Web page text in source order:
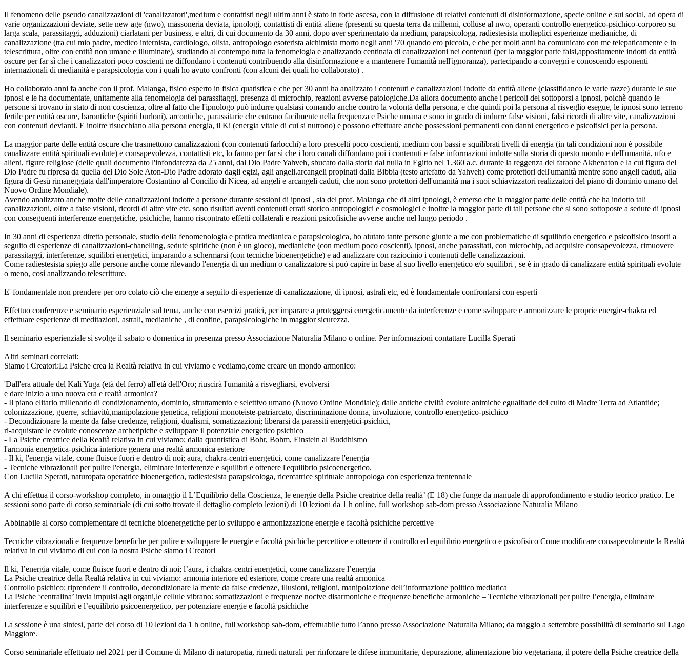
Il fenomeno delle pseudo canalizzazioni di 'canalizzatori',medium e contattisti negli ultim anni è stato in forte ascesa, con la diffusione di relativi contenuti di disinformazione, specie online e sui social, ad opera di
varie organizzazioni deviate, sette new age (nwo), massoneria deviata, ipnologi, contattisti di entità aliene (presenti su questa terra da millenni, colluse al nwo, operanti controllo energetico-psichico-corporeo su
larga scala, parassitaggi, adduzioni) ciarlatani per business, e altri, di cui documento da 30 anni, dopo aver sperimentato da medium, parapsicologa, radiestesista molteplici esperienze medianiche, di
canalizzazione (tra cui mio padre, medico internista, cardiologo, olista, antropologo esoterista alchimista morto negli anni '70 quando ero piccola, e che per molti anni ha comunicato con me telepaticamente e in
telescrittura, oltre con entità non umane e illuminate), studiando al contempo tutta la fenomelogia e analizzando centinaia di canalizzazioni nei contenuti (per la maggior parte falsi,appositamente indotti da entità
oscure per far sì che i canalizzatori poco coscienti ne diffondano i contenuti contribuendo alla disinformazione e a mantenere l'umanità nell'ignoranza), partecipando a convegni e conoscendo esponenti
internazionali di medianità e parapsicologia con i quali ho avuto confronti (con alcuni dei quali ho collaborato) .
Ho collaborato anni fa anche con il prof. Malanga, fisico esperto in fisica quatistica e che per 30 anni ha analizzato i contenuti e canalizzazioni indotte da entità aliene (classifidanco le varie razze) durante le sue
ipnosi e le ha documentate, unitamente alla fenomelogia dei parassitaggi, presenza di microchip, reazioni avverse patologiche.Da allora documento anche i pericoli del sottoporsi a ipnosi, poichè quando le
persone si trovano in stato di non coscienza, oltre al fatto che l'ipnologo può indurre qualsiasi comando anche contro la volontà della persona, e che quindi poi la persona al risveglio esegue, le ipnosi sono terreno
fertile per entità oscure, barontiche (spiriti burloni), arcontiche, parassitarie che entrano facilmente nella frequenza e Psiche umana e sono in grado di indurre false visioni, falsi ricordi di altre vite, canalizzazioni
con contenuti devianti. E inoltre risucchiano alla persona energia, il Ki (energia vitale di cui si nutrono) e possono effettuare anche possessioni permanenti con danni energetico e psicofisici per la persona.
La maggior parte delle entità oscure che trasmettono canalizzazioni (con contenuti farlocchi) a loro prescelti poco coscienti, medium con bassi e squilibrati livelli di energia (in tali condizioni non è possibile
canalizzare entità spirituali evolute) e consapevolezza, contattisti etc, lo fanno per far sì che i loro canali diffondano poi i contenuti e false informazioni indotte sulla storia di questo mondo e dell'umanità, ufo e
alieni, figure religiose (delle quali documento l'infondatezza da 25 anni, dal Dio Padre Yahveh, sbucato dalla storia dal nulla in Egitto nel 1.360 a.c. durante la reggenza del faraone Akhenaton e la cui figura del
Dio Padre fu ripresa da quella del Dio Sole Aton-Dio Padre adorato dagli egizi, agli angeli.arcangeli propinati dalla Bibbia (testo artefatto da Yahveh) come protettori dell'umanità mentre sono angeli caduti, alla
figura di Gesù rimaneggiata dall'imperatore Costantino al Concilio di Nicea, ad angeli e arcangeli caduti, che non sono protettori dell'umanità ma i suoi schiavizzatori realizzatori del piano di dominio umano del
Nuovo Ordine Mondiale).
Avendo analizzato anche molte delle canalizzazioni indotte a persone durante sessioni di ipnosi , sia del prof. Malanga che di altri ipnologi, è emerso che la maggior parte delle entità che ha indotto tali
canalizzazioni, oltre a false visioni, ricordi di altre vite etc. sono risultati aventi contenuti errati storico antropologici e cosmologici e inoltre la maggior parte di tali persone che si sono sottoposte a sedute di ipnosi
con conseguenti interferenze energetiche, psichiche, hanno riscontrato effetti collaterali e reazioni psicofisiche avverse anche nel lungo periodo .
In 30 anni di esperienza diretta personale, studio della fenomenologia e pratica medianica e parapsicologica, ho aiutato tante persone giunte a me con problematiche di squilibrio energetico e psicofisico insorti a
seguito di esperienze di canalizzazioni-chanelling, sedute spiritiche (non è un gioco), medianiche (con medium poco coscienti), ipnosi, anche parassitati, con microchip, ad acquisire consapevolezza, rimuovere
parassitaggi, interferenze, squilibri energetici, imparando a schermarsi (con tecniche bioenergetiche) e ad analizzare con raziocinio i contenuti delle canalizzazioni.
Come radiestesista spiego alle persone anche come rilevando l'energia di un medium o canalizzatore si può capire in base al suo livello energetico e/o squilibri , se è in grado di canalizzare entità spirituali evolute
o meno, così analizzando telescritture.
E' fondamentale non prendere per oro colato ciò che emerge a seguito di esperienze di canalizzazione, di ipnosi, astrali etc, ed è fondamentale confrontarsi con esperti
Effettuo conferenze e seminario esperienziale sul tema, anche con esercizi pratici, per imparare a proteggersi energeticamente da interferenze e come sviluppare e armonizzare le proprie energie-chakra ed
effettuare esperienze di meditazioni, astrali, medianiche , di confine, parapsicologiche in maggior sicurezza.
Il seminario esperienziale si svolge il sabato o domenica in presenza presso Associazione Naturalia Milano o online. Per informazioni contattare Lucilla Sperati
Altri seminari correlati:
Siamo i Creatori:La Psiche crea la Realtà relativa in cui viviamo e vediamo,come creare un mondo armonico:
'Dall'era attuale del Kali Yuga (età del ferro) all'età dell'Oro; riuscirà l'umanità a risvegliarsi, evolversi
e dare inizio a una nuova era e realtà armonica?
- Il piano elitario millenario di condizionamento, dominio, sfruttamento e selettivo umano (Nuovo Ordine Mondiale); dalle antiche civiltà evolute animiche egualitarie del culto di Madre Terra ad Atlantide;
colonizzazione, guerre, schiavitù,manipolazione genetica, religioni monoteiste-patriarcato, discriminazione donna, involuzione, controllo energetico-psichico
- Decondizionare la mente da false credenze, religioni, dualismi, somatizzazioni; liberarsi da parassiti energetici-psichici,
ri-acquistare le evolute conoscenze archetipiche e sviluppare il potenziale energetico psichico
- La Psiche creatrice della Realtà relativa in cui viviamo; dalla quantistica di Bohr, Bohm, Einstein al Buddhismo
l'armonia energetica-psichica-interiore genera una realtà armonica esteriore
- Il ki, l'energia vitale, come fluisce fuori e dentro di noi; aura, chakra-centri energetici, come canalizzare l'energia
- Tecniche vibrazionali per pulire l'energia, eliminare interferenze e squilibri e ottenere l'equilibrio psicoenergetico.
Con Lucilla Sperati, naturopata operatrice bioenergetica, radiestesista parapsicologa, ricercatrice spirituale antropologa con esperienza trentennale
A chi effettua il corso-workshop completo, in omaggio il L’Equilibrio della Coscienza, le energie della Psiche creatrice della realtà’ (E 18) che funge da manuale di approfondimento e studio teorico pratico. Le
sessioni sono parte di corso seminariale (di cui sotto trovate il dettaglio completo lezioni) di 10 lezioni da 1 h online, full workshop sab-dom presso Associazione Naturalia Milano
Abbinabile al corso complementare di tecniche bioenergetiche per lo sviluppo e armonizzazione energie e facoltà psichiche percettive
Tecniche vibrazionali e frequenze benefiche per pulire e sviluppare le energie e facoltà psichiche percettive e ottenere il controllo ed equilibrio energetico e psicofisico Come modificare consapevolmente la Realtà
relativa in cui viviamo di cui con la nostra Psiche siamo i Creatori
Il ki, l’energia vitale, come fluisce fuori e dentro di noi; l’aura, i chakra-centri energetici, come canalizzare l’energia
La Psiche creatrice della Realtà relativa in cui viviamo; armonia interiore ed esteriore, come creare una realtà armonica
Controllo psichico: riprendere il controllo, decondizionare la mente da false credenze, illusioni, religioni, manipolazione dell’informazione politico mediatica
La Psiche ‘centralina’ invia impulsi agli organi,le cellule vibrano: somatizzazioni e frequenze nocive disarmoniche e frequenze benefiche armoniche – Tecniche vibrazionali per pulire l’energia, eliminare
interferenze e squilibri e l’equilibrio psicoenergetico, per potenziare energie e facoltà psichiche
La sessione è una sintesi, parte del corso di 10 lezioni da 1 h online, full workshop sab-dom, effettuabile tutto l’anno presso Associazione Naturalia Milano; da maggio a settembre possibilità di seminario sul Lago
Maggiore.
Corso seminariale effettuato nel 2021 per il Comune di Milano di naturopatia, rimedi naturali per rinforzare le difese immunitarie, depurazione, alimentazione bio vegetariana, il potere della Psiche creatrice della